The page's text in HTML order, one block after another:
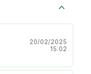
20/02/2025
15:02